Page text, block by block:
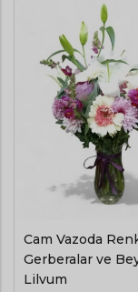
Cam Vazoda
Gerberalar ve
Lilyum